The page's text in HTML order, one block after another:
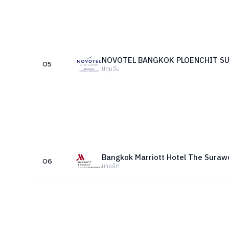
05 NOVOTEL BANGKOK PLOENCHIT
ปทุมวัน
06 Bangkok Marriott Hotel The
บางรัก